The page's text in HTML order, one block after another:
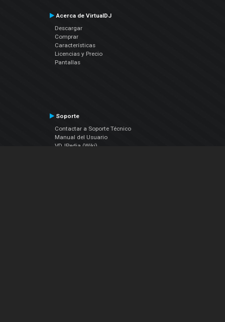
Acerca de VirtualDJ
Descargar
Comprar
Características
Licencias y Precio
Pantallas
Soporte
Contactar a Soporte Técnico
Manual del Usuario
VDJPedia (Wiki)